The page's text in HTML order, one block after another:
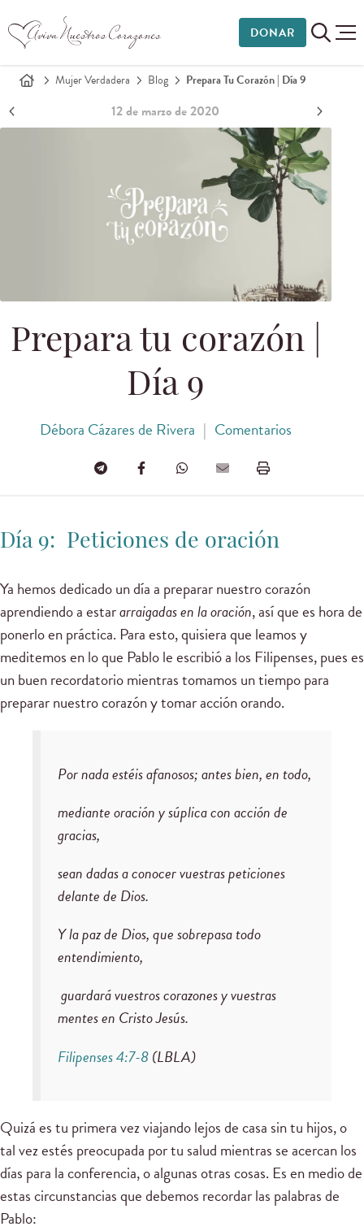
DONAR
Mujer Verdadera Blog Prepara Tu Corazón | Día 9
12 de marzo de 2020
Prepara tu corazón |
Día 9
Débora Cázares de Rivera | Comentarios
Día 9: Peticiones de oración
Ya hemos dedicado un día a preparar nuestro corazón
aprendiendo a estararraigadas en la oración, así que es hora de
ponerlo en práctica. Para esto, quisiera que leamos y
meditemos en lo que Pablo le escribió a los Filipenses, pues es
un buen recordatorio mientras tomamos un tiempo para
preparar nuestro corazón y tomar acción orando.
Por nada estéis afanosos; antes bien, en todo,
mediante oración y súplica con acción de
gracias,
sean dadas a conocer vuestras peticiones
delante de Dios.
Y la paz de Dios, que sobrepasa todo
entendimiento,
guardará vuestros corazones y vuestras
mentes en Cristo Jesús.
Filipenses 4:7-8(LBLA)
Quizá es tu primera vez viajando lejos de casa sin tu hijos, o
tal vez estés preocupada por tu salud mientras se acercan los
días para la conferencia, o algunas otras cosas. Es en medio de
estas circunstancias que debemos recordar las palabras de
Pablo: